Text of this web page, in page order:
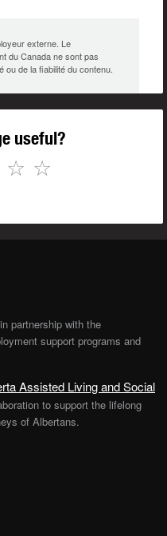
externe. Le
du Canada ne sont pas
ou de la fiabilité du contenu.
useful?
☆
☆
partnership with the
support programs and
Assisted Living and Social
to support the lifelong
of Albertans.